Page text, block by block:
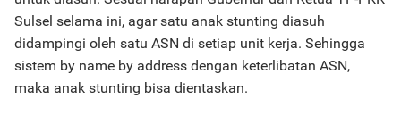
Sulsel selama ini, agar satu anak stunting diasuh
didampingi oleh satu ASN di setiap unit kerja. Sehingga
sistem by name by address dengan keterlibatan ASN,
maka anak stunting bisa dientaskan.